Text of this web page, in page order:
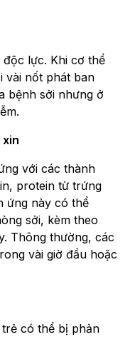
độc lực. Khi cơ thể
vài nốt phát ban
bệnh sởi nhưng ở
xin
với các thành
protein từ trứng
ứng này có thể
sởi, kèm theo
Thông thường, các
vài giờ đầu hoặc
có thể bị phản